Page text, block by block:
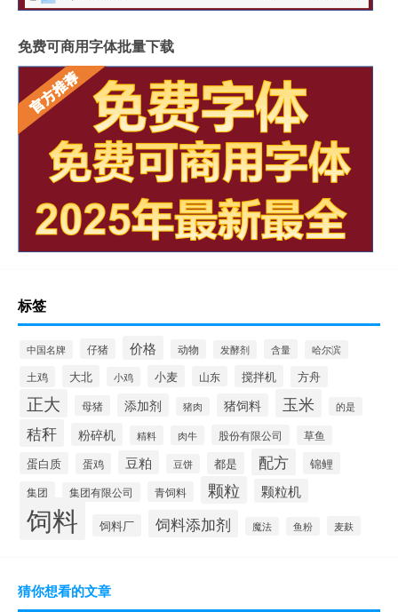
免费可商用字体批量下载
标签
中国名牌 仔猪 价格 动物 发酵剂 含量 哈尔滨
土鸡 大北 小鸡 小麦 山东 搅拌机 方舟
正大 母猪 添加剂 猪肉 猪饲料 玉米 的是
秸秆 粉碎机 精料 肉牛 股份有限公司 草鱼
蛋白质 蛋鸡 豆粕 豆饼 都是 配方 锦鲤
集团 集团有限公司 青饲料 颗粒 颗粒机
饲料 饲料厂 饲料添加剂 魔法 鱼粉 麦麸
猜你想看的文章